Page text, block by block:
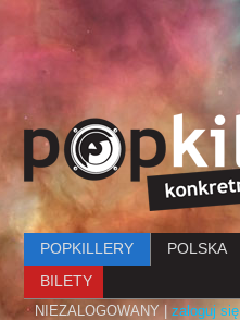
Menu główne
POPKILLERY POLSKA
BILETY
NIEZALOGOWANY | zaloguj się